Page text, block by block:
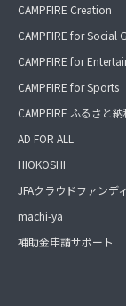
CAMPFIRE Creation
CAMPFIRE for Social
CAMPFIRE for
CAMPFIRE for Sports
CAMPFIRE ふるさと納
AD FOR ALL
HIOKOSHI
JFAクラウドファンデ
machi-ya
補助金申請サポート